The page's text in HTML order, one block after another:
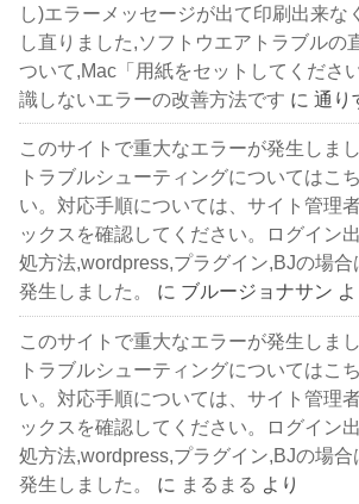
し)エラーメッセージが出て印刷出来な
し直りました,ソフトウエアトラブルの
ついて,Mac「用紙をセットしてくださ
識しないエラーの改善方法です に通り
このサイトで重大なエラーが発生しま
トラブルシューティングについてはこ
い。対応手順については、サイト管理
ックスを確認してください。ログイン
処方法,wordpress,プラグイン,BJの場
発生しました。
に ブルージョナサン よ
このサイトで重大なエラーが発生しま
トラブルシューティングについてはこ
い。対応手順については、サイト管理
ックスを確認してください。ログイン
処方法,wordpress,プラグイン,BJの場
発生しました。
に まるまる より